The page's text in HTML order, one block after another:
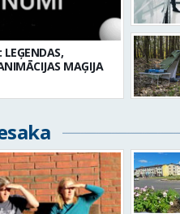
LEĢENDAS,
MAĢIJA